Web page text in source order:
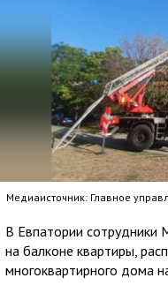
Медиаисточник: Главное
В Евпатории сотрудники
на балконе квартиры,
многоквартирного дома